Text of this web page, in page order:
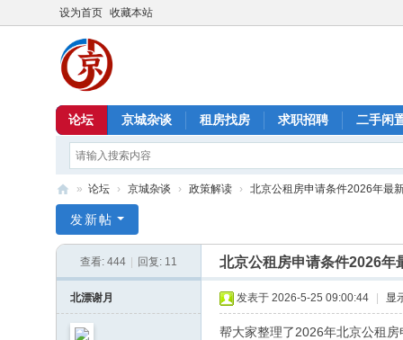
设为首页 收藏本站
论坛 京城杂谈 租房找房 求职招聘 二手闲
京
» 论坛 › 京城杂谈 › 政策解读 › 北京公租房申请条件2026年最
发新帖
查看: 444 回复: 11 北京公租房申请条件2026年
北漂谢月 发表于 2026-5-25 09:00:44 显
帮大家整理了2026年北京公租